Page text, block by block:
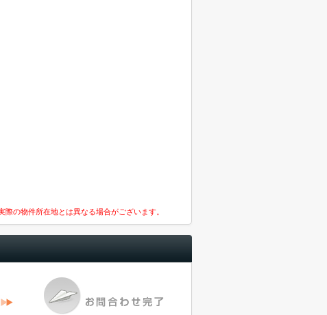
の物件所在地とは異なる場合がございます。